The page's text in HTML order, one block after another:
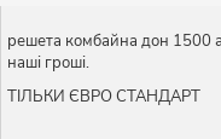
решета комбайна дон 1500
наші гроші.
ТІЛЬКИ ЄВРО СТАНДАРТ